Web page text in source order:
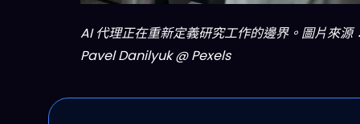
AI 代理正在重新定義研究工作的邊界。圖片來源
Pavel Danilyuk @ Pexels